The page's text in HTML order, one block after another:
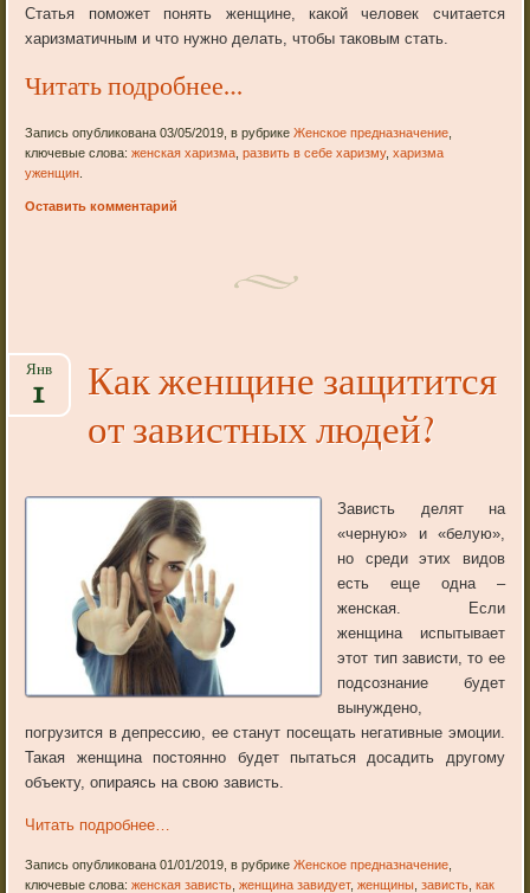
Статья поможет понять женщине, какой человек считается
харизматичным и что нужно делать, чтобы таковым стать.
Читать подробнее…
Запись опубликована 03/05/2019, в рубрикеЖенское предназначение
ключевые слова:женская харизма ,развить в себе харизму,харизма
уженщин
Оставить комментарий
Как женщине защитится
от завистных людей?
Янв
1
Зависть делят на
«черную» и «белую»,
но среди этих видов
есть еще одна –
женская. Если
женщина испытывает
этот тип зависти, то ее
подсознание будет
вынуждено,
погрузится в депрессию, ее станут посещать негативные эмоции.
Такая женщина постоянно будет пытаться досадить другому
объекту, опираясь на свою зависть.
Читать подробнее…
Запись опубликована 01/01/2019, в рубрикеЖенское предназначение
ключевые слова:женская зависть ,женщина завидует,женщины ,зависть ,как